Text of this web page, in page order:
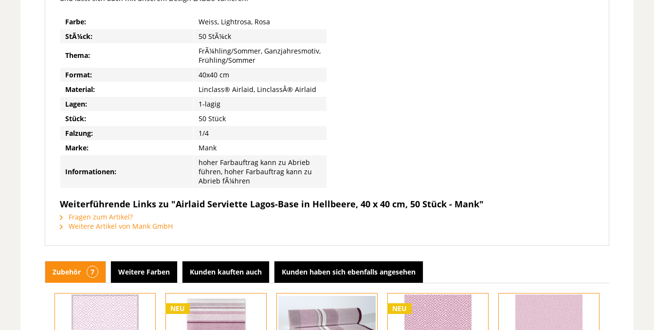
Farbe:
Weiss, Lightrosa, Rosa
StÃ¼ck:
50 StÃ¼ck
Thema:
FrÃ¼hling/Sommer, Ganzjahresmotiv,
Frühling/Sommer
Format:
40x40 cm
Material:
Linclass® Airlaid, LinclassÂ® Airlaid
Lagen:
1-lagig
Stück:
50 Stück
Falzung:
1/4
Marke:
Mank
Informationen:
hoher Farbauftrag kann zu Abrieb
führen, hoher Farbauftrag kann zu
Abrieb fÃ¼hren
Weiterführende Links zu "Airlaid Serviette Lagos-Base in Hellbeere, 40 x 40 cm, 50 Stück - Mank"
Fragen zum Artikel?
Weitere Artikel von Mank GmbH
Zubehör 7 Weitere Farben Kunden kauften auch Kunden haben sich ebenfalls angesehen
NEU NEU